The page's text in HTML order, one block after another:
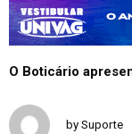
O Boticário
by Suporte